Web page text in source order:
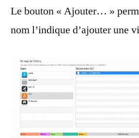
Le bouton « Ajouter… »
nom l’indique d’ajouter une